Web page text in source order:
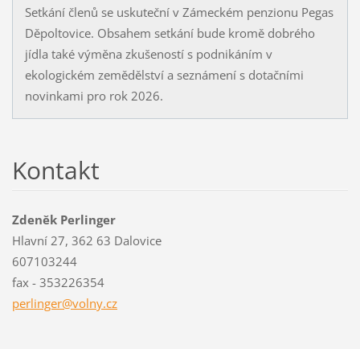
Setkání členů se uskuteční v Zámeckém penzionu Pegas
Děpoltovice. Obsahem setkání bude kromě dobrého
jídla také výměna zkušeností s podnikáním v
ekologickém zemědělství a seznámení s dotačními
novinkami pro rok 2026.
Kontakt
Zdeněk Perlinger
Hlavní 27, 362 63 Dalovice
607103244
fax - 353226354
perlinger@volny.cz